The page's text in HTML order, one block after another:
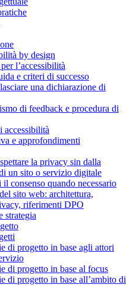
by design
l’accessibilità
e criteri di successo
una dichiarazione di
di feedback e procedura di
accessibilità
e approfondimenti
la privacy sin dalla
un sito o servizio digitale
consenso quando necessario
sito web: architettura,
riferimenti DPO
strategia
di progetto in base agli attori
di progetto in base al focus
di progetto in base all’ambito di